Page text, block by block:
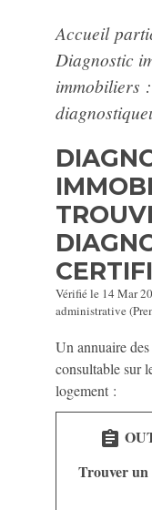
Accueil
Diagnostic
immobiliers
Vérifié le 14 Mar
administrative
Un annuaire
consultable sur
logement :
assignment
Trouver